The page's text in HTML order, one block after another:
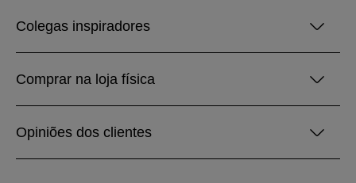
Colegas inspiradores
Comprar na loja física
Opiniões dos clientes